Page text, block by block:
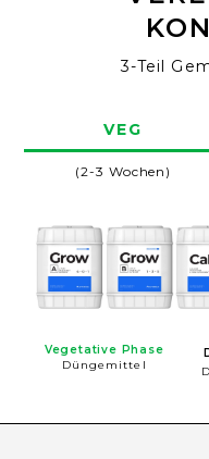
3-Teil
VEG
(2-3 Wochen)
Vegetative Phase
Düngemittel